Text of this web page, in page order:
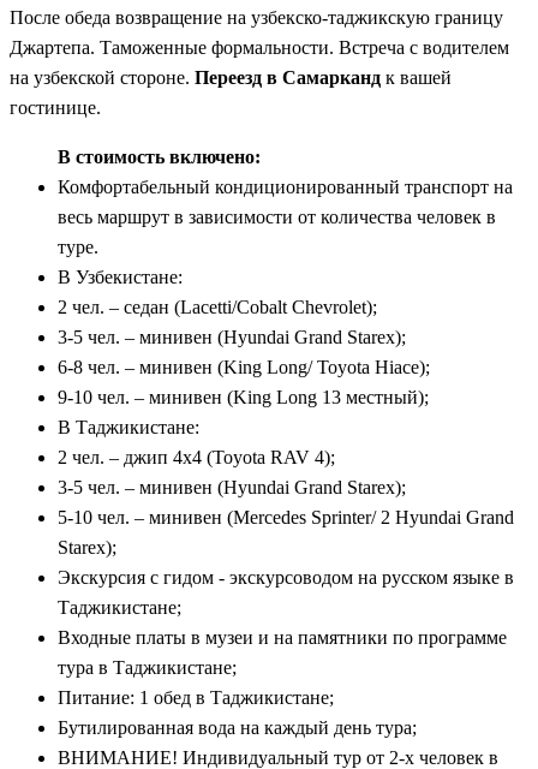
После обеда возвращение на узбекско-таджикскую границу
Джартепа. Таможенные формальности. Встреча с водителем
на узбекской стороне. Переезд в Самарканд к вашей
гостинице.
В стоимость включено:
Комфортабельный кондиционированный транспорт на
весь маршрут в зависимости от количества человек в
туре.
В Узбекистане:
2 чел. – седан (Lacetti/Cobalt Chevrolet);
3-5 чел. – минивен (Hyundai Grand Starex);
6-8 чел. – минивен (King Long/ Toyota Hiace);
9-10 чел. – минивен (King Long 13 местный);
В Таджикистане:
2 чел. – джип 4х4 (Toyota RAV 4);
3-5 чел. – минивен (Hyundai Grand Starex);
5-10 чел. – минивен (Mercedes Sprinter/ 2 Hyundai Grand
Starex);
Экскурсия с гидом - экскурсоводом на русском языке в
Таджикистане;
Входные платы в музеи и на памятники по программе
тура в Таджикистане;
Питание: 1 обед в Таджикистане;
Бутилированная вода на каждый день тура;
ВНИМАНИЕ! Индивидуальный тур от 2-х человек в